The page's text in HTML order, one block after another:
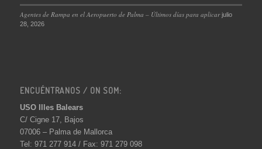
Agentes de Rampa en el Aeropuerto de Palma – Últimos días para aplicar julio
28, 2026
ENCUÉNTRANOS / ON SOM:
USO Illes Balears
C/ Cigne 17, Bajos
07006 – Palma de Mallorca
Tel: 971 277 914 / Fax: 971 279 098